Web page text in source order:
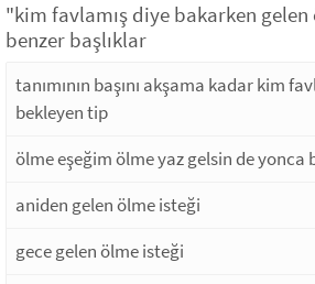
"kim favlamış diye bakarken
benzer başlıklar
tanımının başını akşama kadar kim
bekleyen tip
ölme eşeğim ölme yaz gelsin de yonca
aniden gelen ölme isteği
gece gelen ölme isteği